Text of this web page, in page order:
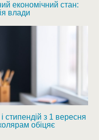
економічний стан:
влади
стипендій з 1 вересня
обіцяє